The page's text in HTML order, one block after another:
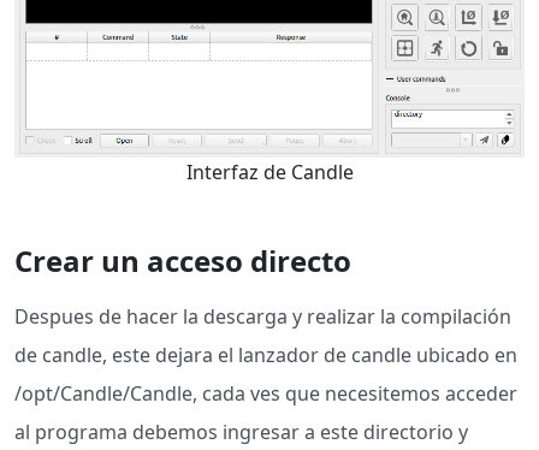
Interfaz de Candle
Crear un acceso directo
Despues de hacer la descarga y realizar la compilación
de candle, este dejara el lanzador de candle ubicado en
/opt/Candle/Candle, cada ves que necesitemos acceder
al programa debemos ingresar a este directorio y